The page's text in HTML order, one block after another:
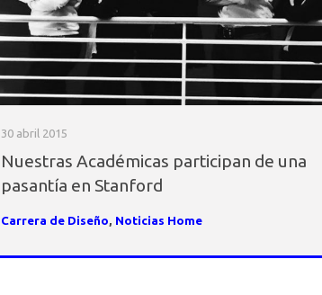
30 abril 2015
Nuestras Académicas participan de una
pasantía en Stanford
Carrera de Diseño, Noticias Home